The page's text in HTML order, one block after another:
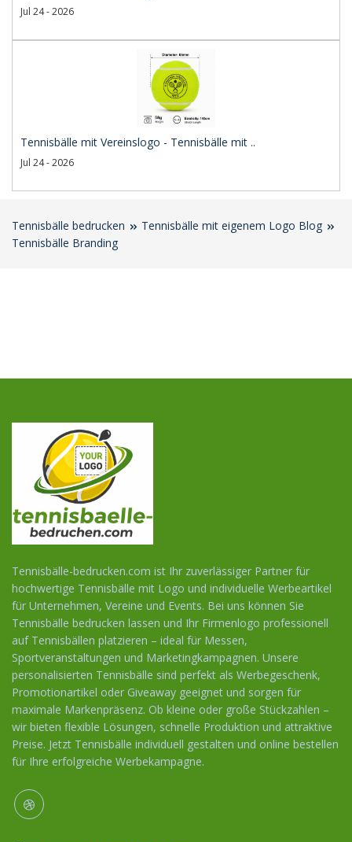
Jul 24 - 2026
Tennisbälle mit Vereinslogo - Tennisbälle mit ..
Jul 24 - 2026
Tennisbälle bedrucken
Tennisbälle mit eigenem Logo Blog
Tennisbälle Branding
Tennisbälle-bedrucken.com ist Ihr zuverlässiger Partner für
hochwertige Tennisbälle mit Logo und individuelle Werbeartikel
für Unternehmen, Vereine und Events. Bei uns können Sie
Tennisbälle bedrucken lassen und Ihr Firmenlogo professionell
auf Tennisbällen platzieren – ideal für Messen,
Sportveranstaltungen und Marketingkampagnen. Unsere
personalisierten Tennisbälle sind perfekt als Werbegeschenk,
Promotionartikel oder Giveaway geeignet und sorgen für
maximale Markenpräsenz. Ob kleine oder große Stückzahlen –
wir bieten flexible Lösungen, schnelle Produktion und attraktive
Preise. Jetzt Tennisbälle individuell gestalten und online bestellen
für Ihre erfolgreiche Werbekampagne.